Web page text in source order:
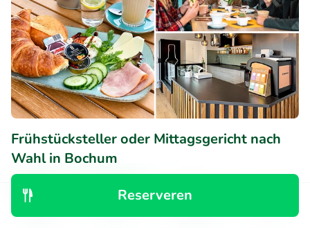
Reserveren
Frühstücksteller oder Mittagsgericht nach
Wahl in Bochum